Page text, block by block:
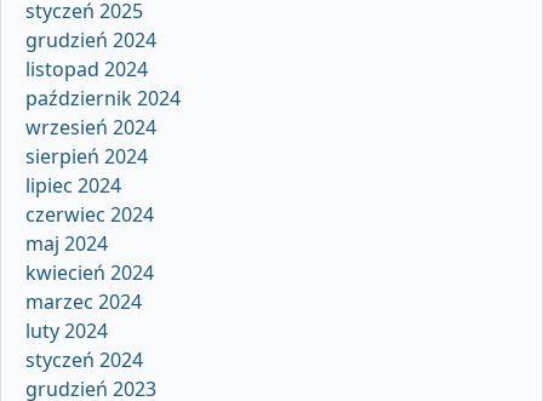
styczeń 2025
grudzień 2024
listopad 2024
październik 2024
wrzesień 2024
sierpień 2024
lipiec 2024
czerwiec 2024
maj 2024
kwiecień 2024
marzec 2024
luty 2024
styczeń 2024
grudzień 2023